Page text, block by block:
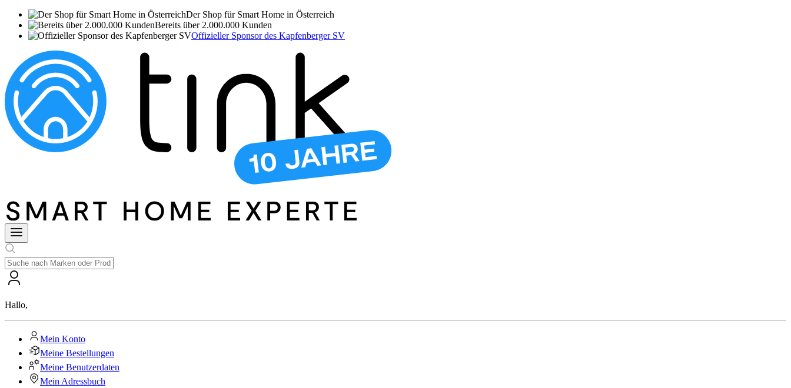
Der Shop für Smart Home in Österreich
Bereits über 2.000.000 Kunden
Offizieller Sponsor des Kapfenberger SV
Hallo,
Mein Konto
Meine Bestellungen
Meine Benutzerdaten
Mein Adressbuch